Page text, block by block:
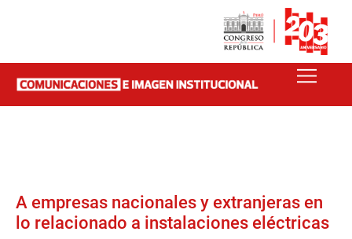
A empresas nacionales y extranjeras en
lo relacionado a instalaciones eléctricas